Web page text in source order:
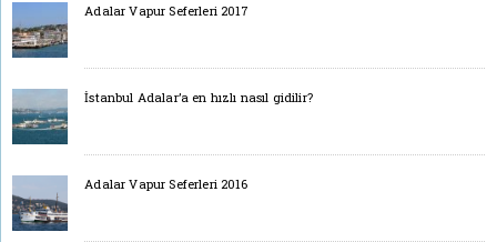
Adalar Vapur Seferleri 2017
İstanbul Adalar’a en hızlı nasıl gidilir?
Adalar Vapur Seferleri 2016